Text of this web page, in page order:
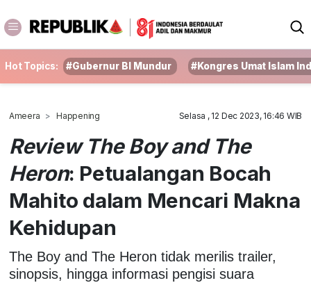
Hot Topics: #Gubernur BI Mundur #Kongres Umat Islam
Ameera Happening Selasa , 12 Dec 2023, 16:46 WIB
Review The Boy and The
Heron: Petualangan Bocah
Mahito dalam Mencari Makna
Kehidupan
The Boy and The Heron tidak merilis trailer,
sinopsis, hingga informasi pengisi suara